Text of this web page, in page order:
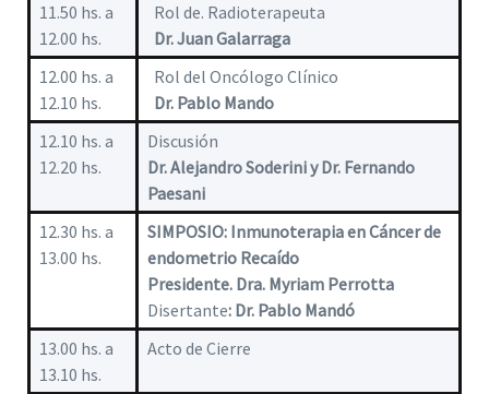
11.50 hs. a
12.00 hs.
Rol de. Radioterapeuta
Dr. Juan Galarraga
12.00 hs. a
12.10 hs.
Rol del Oncólogo Clínico
Dr. Pablo Mando
12.10 hs. a
12.20 hs.
Discusión
Dr. Alejandro Soderini y Dr. Fernando
Paesani
12.30 hs. a
13.00 hs.
SIMPOSIO: Inmunoterapia en Cáncer de
endometrio Recaído
Presidente. Dra. Myriam Perrotta
Disertante: Dr. Pablo Mandó
13.00 hs. a
13.10 hs.
Acto de Cierre